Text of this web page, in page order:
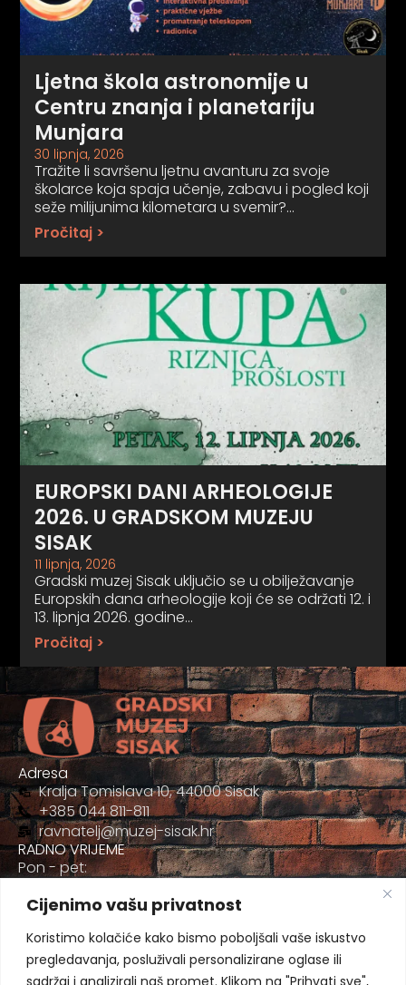
Cijenimo vašu privatnost
Koristimo kolačiće kako bismo poboljšali vaše iskustvo
pregledavanja, posluživali personalizirane oglase ili
sadržaj i analizirali naš promet. Klikom na "Prihvati sve",
Ljetna škola astronomije u
Centru znanja i planetariju
Munjara
30 lipnja, 2026
Tražite li savršenu ljetnu avanturu za svoje
školarce koja spaja učenje, zabavu i pogled koji
seže milijunima kilometara u svemir?…
Pročitaj >
EUROPSKI DANI ARHEOLOGIJE
2026. U GRADSKOM MUZEJU
SISAK
11 lipnja, 2026
Gradski muzej Sisak uključio se u obilježavanje
Europskih dana arheologije koji će se održati 12. i
13. lipnja 2026. godine…
Pročitaj >
Adresa
Kralja Tomislava 10, 44000 Sisak
+385 044 811-811
ravnatelj@muzej-sisak.hr
RADNO VRIJEME
Pon - pet:
Sub
09:00-12:00